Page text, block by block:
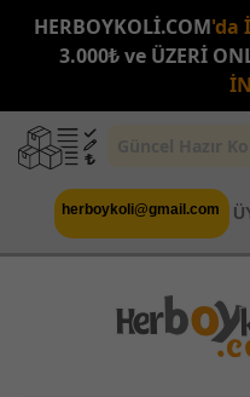
HERBOYKOLİ.COM'da
3.000₺ ve ÜZERİ
herboykoli@gmail.com